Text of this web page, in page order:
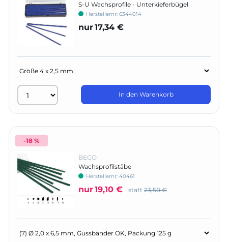
S-U Wachsprofile - Unterkieferbügel
Herstellernr: 6344014
nur17,34 €
In den Warenkorb
-18 %
BEGO
Wachsprofilstäbe
Herstellernr: 40461
nur19,10 € statt 23,50 €